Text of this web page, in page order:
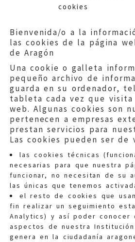
cookies
Bienvenida/o a la
las cookies de la página
de Aragón
Una cookie o galleta
pequeño archivo de
guarda en su ordenador,
tableta cada vez que visita
web. Algunas cookies son
pertenecen a empresas
prestan servicios para
Las cookies pueden ser de
las cookies técnicas
necesarias para que nuestra
funcionar, no necesitan de su
las únicas que tenemos
el resto de cookies que
fin realizar un seguimiento
Analytics) y así poder conocer
aspectos de nuestra
genera en la ciudadanía
Quejas:
Información
Teléfonos:900 210